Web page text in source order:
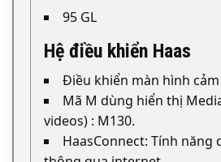
95 GL
Hệ điều khiển Haas
Điều khiển màn hình
Mã M dùng hiển thị
videos) : M130.
HaasConnect: Tính năng